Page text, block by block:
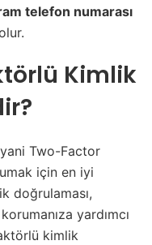
telefon numarası
Kimlik
yani Two-Factor
için en iyi
doğrulaması,
yardımcı
kimlik